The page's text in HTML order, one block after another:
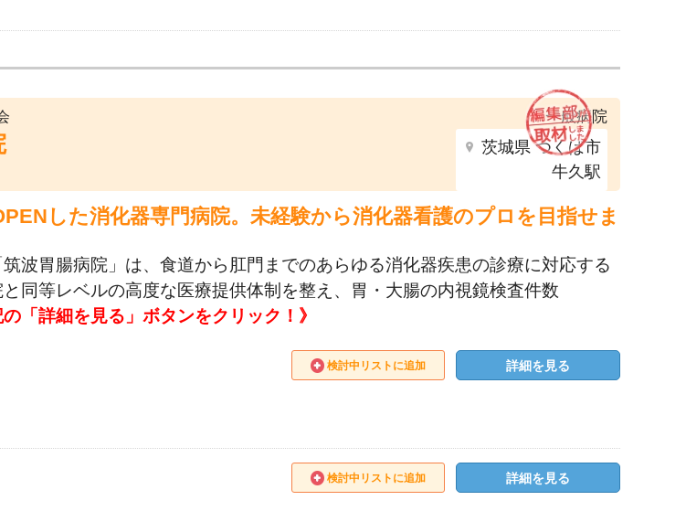
一般病院
茨城県 つくば市
牛久駅
した消化器専門病院。未経験から消化器看護のプロを目指せま
波胃腸病院」は、食道から肛門までのあらゆる消化器疾患の診療に対応する
同等レベルの高度な医療提供体制を整え、胃・大腸の内視鏡検査件数
「詳細を見る」ボタンをクリック！》
検討中リストに追加 詳細を見る
検討中リストに追加 詳細を見る